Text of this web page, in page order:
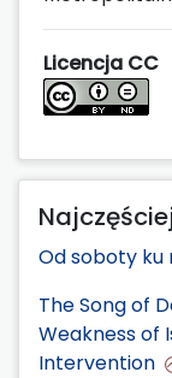
Licencja CC
Od soboty ku
The Song of
Weakness of
Intervention